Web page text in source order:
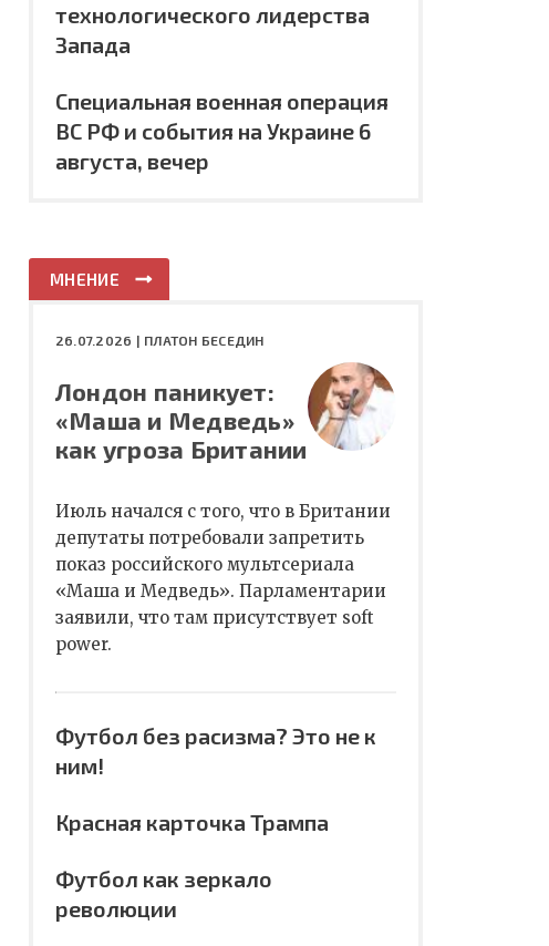
технологического лидерства
Запада
Специальная военная операция
ВС РФ и события на Украине 6
августа, вечер
МНЕНИЕ
26.07.2026 | ПЛАТОН БЕСЕДИН
Лондон паникует:
«Маша и Медведь»
как угроза Британии
Июль начался с того, что в Британии
депутаты потребовали запретить
показ российского мультсериала
«Маша и Медведь». Парламентарии
заявили, что там присутствует soft
power.
Футбол без расизма? Это не к
ним!
Красная карточка Трампа
Футбол как зеркало
революции